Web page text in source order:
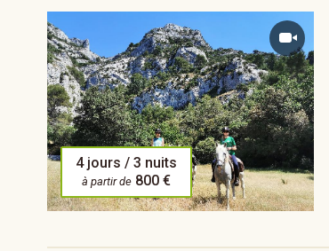
4 jours / 3 nuits
à partir de 800 €